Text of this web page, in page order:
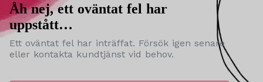
Åh nej, ett oväntat fel har
uppstått…
Ett oväntat fel har inträffat. Försök igen senare
eller kontakta kundtjänst vid behov.